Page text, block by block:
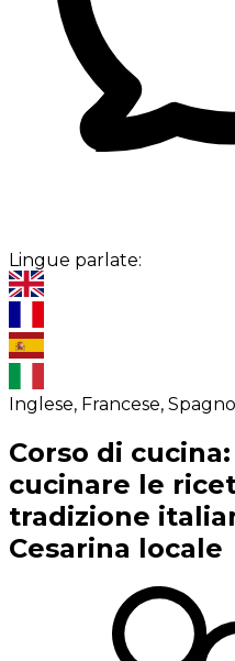
Lingue parlate:
Inglese, Francese,
Corso di
cucinare le
tradizione
Cesarina locale